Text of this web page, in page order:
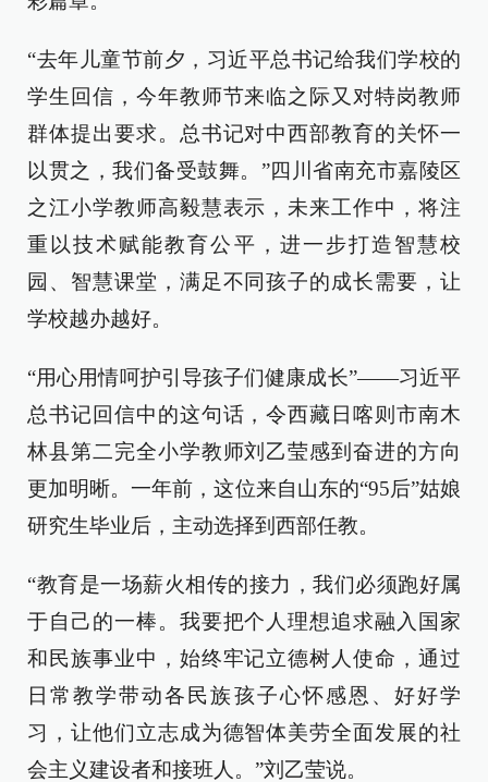
“去年儿童节前夕，习近平总书记给我们学校的
学生回信，今年教师节来临之际又对特岗教师
群体提出要求。总书记对中西部教育的关怀一
以贯之，我们备受鼓舞。”四川省南充市嘉陵区
之江小学教师高毅慧表示，未来工作中，将注
重以技术赋能教育公平，进一步打造智慧校
园、智慧课堂，满足不同孩子的成长需要，让
学校越办越好。
“用心用情呵护引导孩子们健康成长”——习近平
总书记回信中的这句话，令西藏日喀则市南木
林县第二完全小学教师刘乙莹感到奋进的方向
更加明晰。一年前，这位来自山东的“95后”姑娘
研究生毕业后，主动选择到西部任教。
“教育是一场薪火相传的接力，我们必须跑好属
于自己的一棒。我要把个人理想追求融入国家
和民族事业中，始终牢记立德树人使命，通过
日常教学带动各民族孩子心怀感恩、好好学
习，让他们立志成为德智体美劳全面发展的社
会主义建设者和接班人。”刘乙莹说。